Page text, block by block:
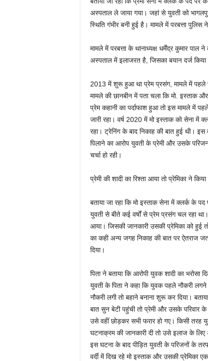
अस्पताल ले जाया गया। जहां से युवती को
स्थिति गंभीर बनी हुई है। मामले में परबत्ता पुलिस
मामले में परबत्ता के थानाध्यक्ष धर्मेंद्र कुमार
अस्पताल में इलाजरत है, जिसका बयान दर्ज
2013 में शुरू हुआ था प्रेम प्रसंग, मामले में
मामले की छानबीन में पता चला कि मो. इस्ताक
प्रेम कहानी का पर्दाफाश हुआ तो इस मामले में
जारी रहा। वर्ष 2020 में मो इस्ताक को सेना में
रहा। ट्रेनिंग के बाद निकाह की बात हुई थी।
पिलाने का आरोप युवती के प्रेमी और उसके
चर्चा हो रही।
प्रेमी की शादी का रिश्ता आया तो प्रेमिका ने किया
बताया जा रहा कि मो इस्ताक सेना में क्लर्क के
युवती से बीते कई वर्षों से प्रेम प्रसंग चल रहा
आया। जिसकी जानकारी उसकी प्रेमिका को
का कही अन्य जगह निकाह की बात पर ऐतराज
दिया।
पिता ने बताया कि आरोपी युवक शादी का भरोसा
युवती के पिता ने कहा कि युवक पहले नौकरी लगने
नौकरी लगी तो बहाने बनाना शुरू कर दिया।
बात सुन बेटी पहुंची तो प्रेमी और उसके परिवार के
उसे वहीं छोड़कर सभी फरार हो गए। किसी तरह
घटनाक्रम की जानकारी दी तो उसे इलाज के
इस घटना के बाद पीड़ित युवती के परिजनों के
वर्दी में दिख रहे मो इस्ताक और उसकी प्रेमिका